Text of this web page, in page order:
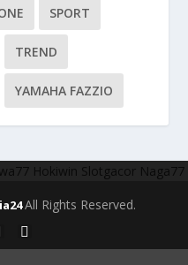
SPORT
TREND
YAMAHA FAZZIO
Hokiwin Slotgacor Naga77
All Rights Reserved.